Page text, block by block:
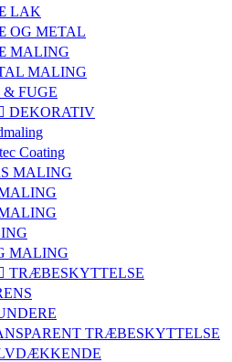
LAK
OG METAL
MALING
MALING
& FUGE
DEKORATIV
Coating
MALING
MALING
TRÆBESKYTTELSE
TRÆBESKYTTELSE